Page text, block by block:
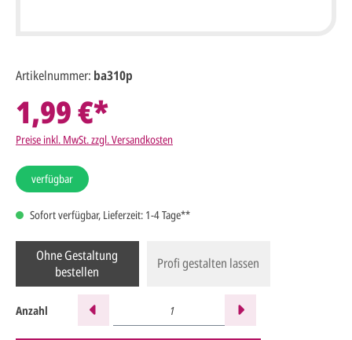
1,99 €*
Preise inkl. MwSt. zzgl. Versandkosten
verfügbar
Sofort verfügbar, Lieferzeit: 1-4 Tage**
Ohne Gestaltung
bestellen
Profi gestalten lassen
Anzahl
Artikelnummer: ba310p